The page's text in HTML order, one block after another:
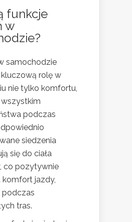
funkcje
w
samochodzie
rolę w
nie tylko komfortu,
podczas
siedzenia
się do ciała
co pozytywnie
komfort jazdy,
podczas
tras.